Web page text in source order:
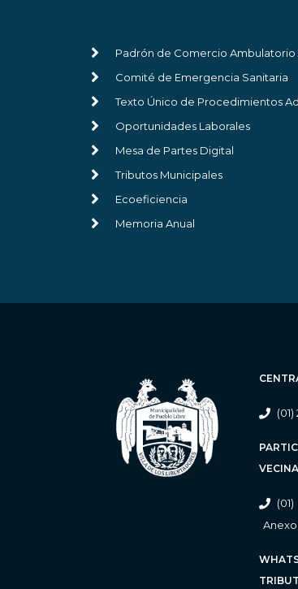
Padrón de Comercio Ambulatorio
Comité de Emergencia Sanitaria
Texto Único de Procedimientos
Oportunidades Laborales
Mesa de Partes Digital
Tributos Municipales
Ecoeficiencia
Memoria Anual
Anexo